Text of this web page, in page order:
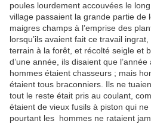
poules lourdement accouvées le
village passaient la grande partie de
maigres champs à l’emprise des
lorsqu’ils avaient fait ce travail
terrain à la forêt, et récolté seigle et
d’une année, ils disaient que
hommes étaient chasseurs ; mais
étaient tous braconniers. Ils ne
tout le reste était pris au coulant,
étaient de vieux fusils à piston qui
pourtant les hommes ne rataient